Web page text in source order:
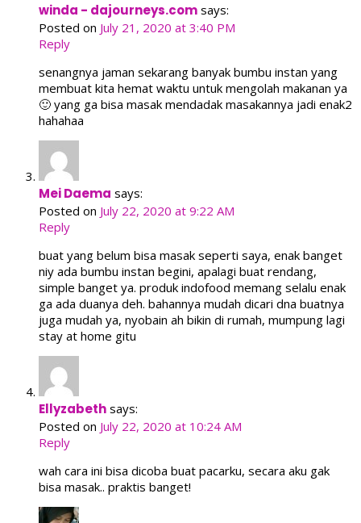
winda - dajourneys.com says:
Posted on July 21, 2020 at 3:40 PM
Reply
senangnya jaman sekarang banyak bumbu instan yang
membuat kita hemat waktu untuk mengolah makanan ya
🙂 yang ga bisa masak mendadak masakannya jadi enak2
hahahaa
Mei Daema says:
Posted on July 22, 2020 at 9:22 AM
Reply
buat yang belum bisa masak seperti saya, enak banget
niy ada bumbu instan begini, apalagi buat rendang,
simple banget ya. produk indofood memang selalu enak
ga ada duanya deh. bahannya mudah dicari dna buatnya
juga mudah ya, nyobain ah bikin di rumah, mumpung lagi
stay at home gitu
Ellyzabeth says:
Posted on July 22, 2020 at 10:24 AM
Reply
wah cara ini bisa dicoba buat pacarku, secara aku gak
bisa masak.. praktis banget!